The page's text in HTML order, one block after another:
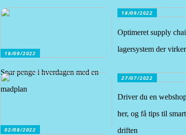
18/09/2022
Spar penge i hverdagen med en
madplan
18/09/2022
Optimeret supply
lagersystem der virker
02/08/2022
27/07/2022
Driver du en
her, og få tips til
driften